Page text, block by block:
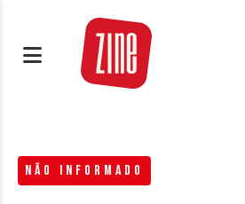
NÃO INFORMADO